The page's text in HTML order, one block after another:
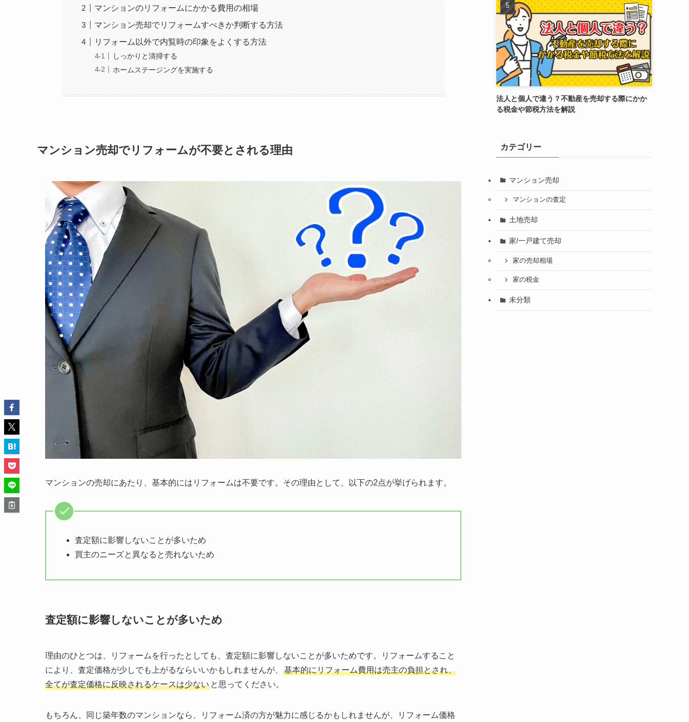
マンションのリフォームにかかる費用の相場
マンション売却でリフォームすべきか判断する方法
リフォーム以外で内覧時の印象をよくする方法
しっかりと清掃する
ホームステージングを実施する
マンション売却でリフォームが不要とされる理由
マンションの売却にあたり、基本的にはリフォームは不要です。その理由として、以下の2点が挙げられます。
査定額に影響しないことが多いため
買主のニーズと異なると売れないため
査定額に影響しないことが多いため
理由のひとつは、リフォームを行ったとしても、査定額に影響しないことが多いためです。リフォームすること
により、査定価格が少しでも上がるならいいかもしれませんが、
基本的にリフォーム費用は売主の負担とされ、
全てが査定価格に反映されるケースは少ない と思ってください。
もちろん、同じ築年数のマンションなら、リフォーム済の方が魅力に感じるかもしれませんが、リフォーム価格
法人と個人で違う？不動産を売却する際にかか
る税金や節税方法を解説
カテゴリー
マンション売却
マンションの査定
土地売却
家/一戸建て売却
家の売却相場
家の税金
未分類